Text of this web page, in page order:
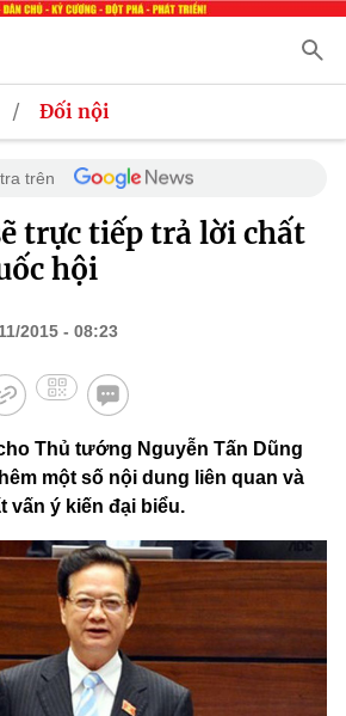
/ Đối nội
trên
trực tiếp trả lời chất
hội
2015 - 08:23
Thủ tướng Nguyễn Tấn Dũng
một số nội dung liên quan và
vấn ý kiến đại biểu.